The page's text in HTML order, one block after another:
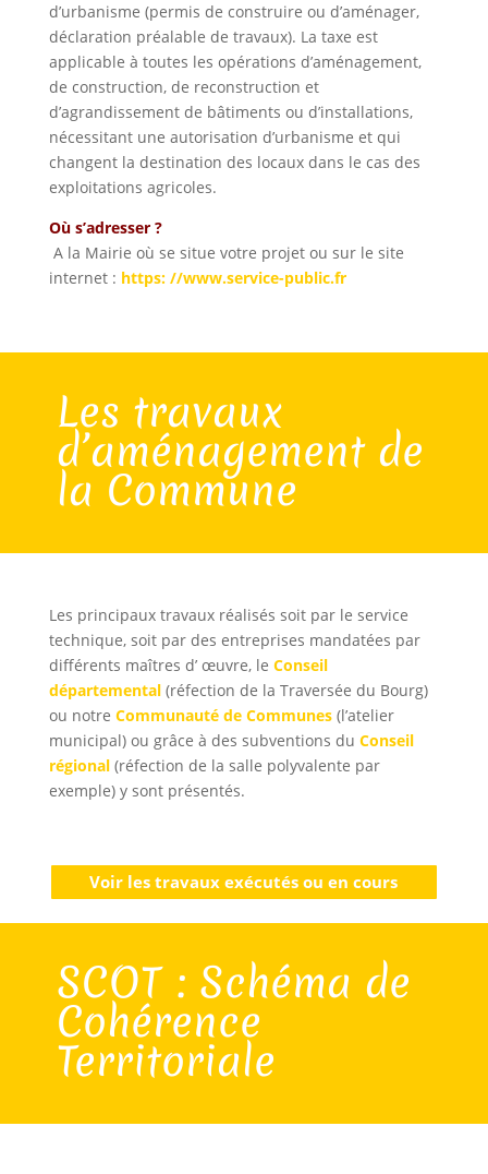
d’urbanisme (permis de construire ou d’aménager,
déclaration préalable de travaux). La taxe est
applicable à toutes les opérations d’aménagement,
de construction, de reconstruction et
d’agrandissement de bâtiments ou d’installations,
nécessitant une autorisation d’urbanisme et qui
changent la destination des locaux dans le cas des
exploitations agricoles.
Où s’adresser ?
A la Mairie où se situe votre projet ou sur le site
internet : https: //www.service-public.fr
Les travaux
d’aménagement de
la Commune
Les principaux travaux réalisés soit par le service
technique, soit par des entreprises mandatées par
différents maîtres d’ œuvre, le Conseil
départemental(réfection de la Traversée du Bourg)
ou notre Communauté de Communes(l’atelier
municipal) ou grâce à des subventions du Conseil
régional(réfection de la salle polyvalente par
exemple) y sont présentés.
Voir les travaux exécutés ou en cours
SCOT : Schéma de
Cohérence
Territoriale